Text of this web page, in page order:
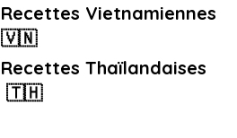
Recettes Vietnamiennes
🇻🇳
Recettes Thaïlandaises
🇹🇭